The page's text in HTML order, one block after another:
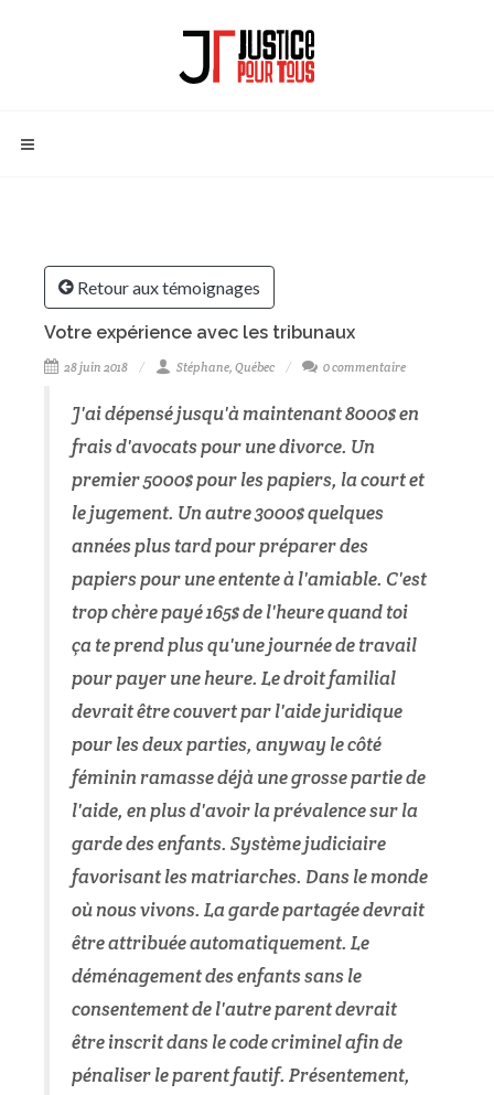
Retour aux témoignages
Votre expérience avec les tribunaux
28 juin 2018 Stéphane, Québec 0 commentaire
J'ai dépensé jusqu'à maintenant 8000$ en
frais d'avocats pour une divorce. Un
premier 5000$ pour les papiers, la court et
le jugement. Un autre 3000$ quelques
années plus tard pour préparer des
papiers pour une entente à l'amiable. C'est
trop chère payé 165$ de l'heure quand toi
ça te prend plus qu'une journée de travail
pour payer une heure. Le droit familial
devrait être couvert par l'aide juridique
pour les deux parties, anyway le côté
féminin ramasse déjà une grosse partie de
l'aide, en plus d'avoir la prévalence sur la
garde des enfants. Système judiciaire
favorisant les matriarches. Dans le monde
où nous vivons. La garde partagée devrait
être attribuée automatiquement. Le
déménagement des enfants sans le
consentement de l'autre parent devrait
être inscrit dans le code criminel afin de
pénaliser le parent fautif. Présentement,